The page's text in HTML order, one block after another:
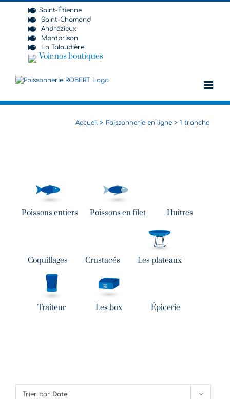
Saint-Étienne
Saint-Chamond
Andrézieux
Montbrison
La Talaudière
Voir nos boutiques
Accueil Poissonnerie en ligne 1 tranche
Poissons entiers Poissons en filet Huîtres
Coquillages Crustacés Les plateaux
Traiteur Les box Épicerie
Trier par Date